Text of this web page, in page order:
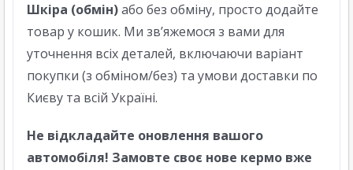
Шкіра (обмін)або без обміну, просто додайте
товар у кошик. Ми зв’яжемося з вами для
уточнення всіх деталей, включаючи варіант
покупки (з обміном/без) та умови доставки по
Києвута всій Україні.
Не відкладайте оновлення вашого
автомобіля! Замовте своє нове кермо вже